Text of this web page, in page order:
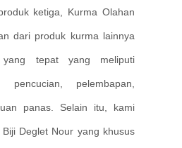
ketiga, Kurma Olahan
dari produk kurma lainnya
tepat yang meliputi
pencucian, pelembapan,
panas. Selain itu, kami
Deglet Nour yang khusus